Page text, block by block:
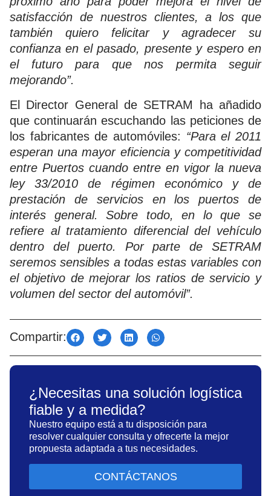
satisfacción de nuestros clientes, a los que
también quiero felicitar y agradecer su
confianza en el pasado, presente y espero en
el futuro para que nos permita seguir
mejorando”.
El Director General de SETRAM ha añadido
que continuarán escuchando las peticiones de
los fabricantes de automóviles: “Para el 2011
esperan una mayor eficiencia y competitividad
entre Puertos cuando entre en vigor la nueva
ley 33/2010 de régimen económico y de
prestación de servicios en los puertos de
interés general. Sobre todo, en lo que se
refiere al tratamiento diferencial del vehículo
dentro del puerto. Por parte de SETRAM
seremos sensibles a todas estas variables con
el objetivo de mejorar los ratios de servicio y
volumen del sector del automóvil”.
Compartir:
¿Necesitas una solución logística
fiable y a medida?
Nuestro equipo está a tu disposición para
resolver cualquier consulta y ofrecerte la mejor
propuesta adaptada a tus necesidades.
CONTÁCTANOS